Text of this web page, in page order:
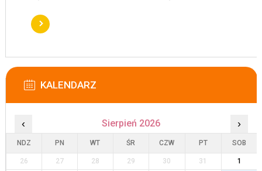
KALENDARZ
‹ Sierpień 2026 ›
NDZ PN WT ŚR CZW PT SOB
26 27 28 29 30 31
1